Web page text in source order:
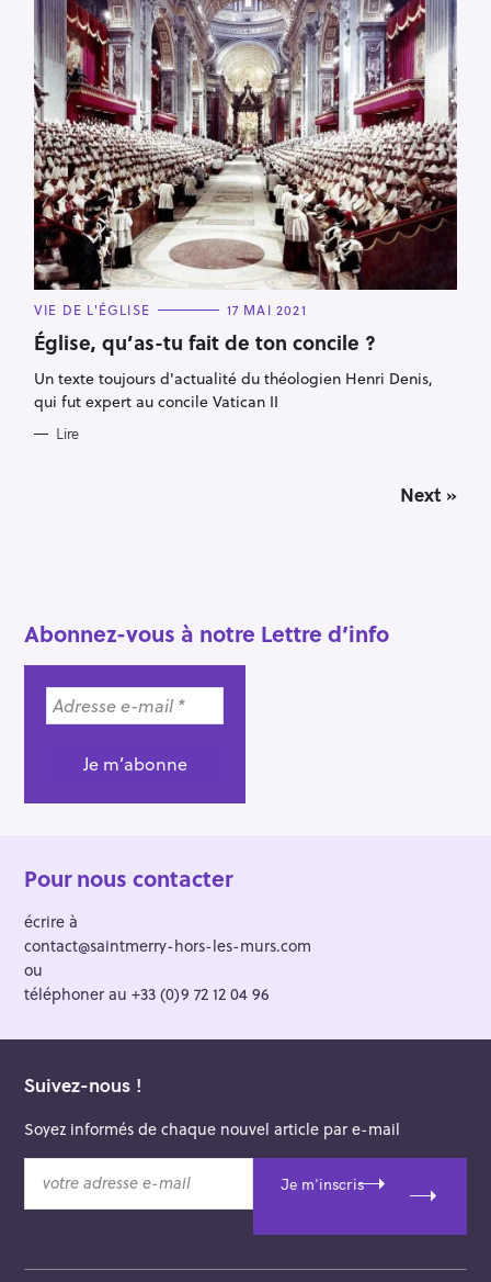
C
T
E
O
I
S
VIE DE L'ÉGLISE 17 MAI 2021
Église, qu’as-tu fait de ton concile ?
Un texte toujours d'actualité du théologien Henri Denis,
qui fut expert au concile Vatican II
Lire
a
v
i
g
n
Next »
Abonnez-vous à notre Lettre d’info
Pour nous contacter
écrire à
contact@saintmerry-hors-les-murs.com
ou
téléphoner au +33 (0)9 72 12 04 96
Suivez-nous !
Soyez informés de chaque nouvel article par e-mail
t
e
Je m'inscris